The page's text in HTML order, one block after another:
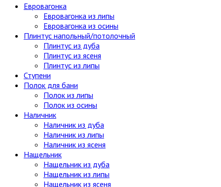
Евровагонка
Евровагонка из липы
Евровагонка из осины
Плинтус напольный/потолочный
Плинтус из дуба
Плинтус из ясеня
Плинтус из липы
Ступени
Полок для бани
Полок из липы
Полок из осины
Наличник
Наличник из дуба
Наличник из липы
Наличник из ясеня
Нащельник
Нащельник из дуба
Нащельник из липы
Нащельник из ясеня